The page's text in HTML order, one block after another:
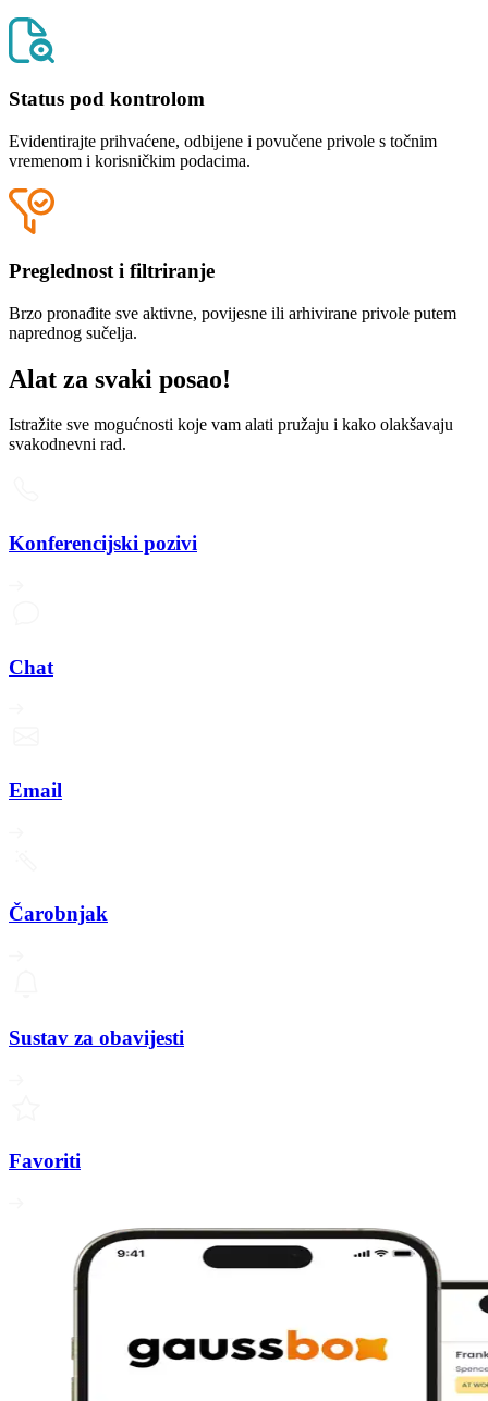
Status pod kontrolom
Evidentirajte prihvaćene, odbijene i povučene privole s točnim
vremenom i korisničkim podacima.
Preglednost i filtriranje
Brzo pronađite sve aktivne, povijesne ili arhivirane privole putem
naprednog sučelja.
Alat za svaki posao!
Istražite sve mogućnosti koje vam alati pružaju i kako olakšavaju
svakodnevni rad.
Konferencijski pozivi
Chat
Email
Čarobnjak
Sustav za obavijesti
Favoriti